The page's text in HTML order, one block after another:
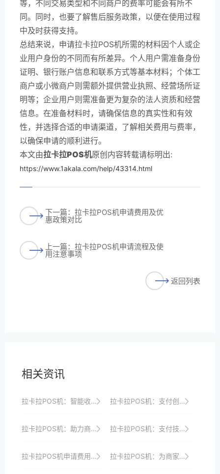
等，不同交易类型和不同商户的费率可能会有所不
同。同时，也要了解售后服务政策，以便在使用过程
中及时获得支持。
总结来说，申请拉卡拉POS机所需的材料因个人或企
业用户身份的不同而有所差异。个人用户需准备身份
证明、银行账户信息和联系方式等基本材料；个体工
商户或小微商户则需额外提供营业执照、经营场所证
明等；企业用户则需准备更为复杂的法人资质和经营
信息。在准备材料时，请确保信息的真实性和有效
性，并选择合适的申请渠道，了解相关费用与费率，
以确保申请的顺利进行。
本文由拉卡拉POS机原创内容转载请标明出:
https://www.1akala.com/help/43314.html
下一篇：拉卡拉POS机申请费用及优
惠政策对比
上一篇：拉卡拉POS机申请流程及使
用注意事项
返回列表
相关资讯
拉卡拉POS机：智能收银，提升商家竞争力 拉卡拉POS机：支付创新，助力小微企业发展
拉卡拉POS机：助力商家实现快速收银 拉卡拉POS机：支付技术的新篇章，创造新未来
拉卡拉POS机申请费用及优惠政策全解析 拉卡拉POS机：为商家量身定制的支付神器